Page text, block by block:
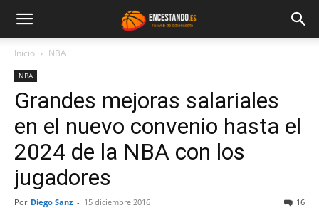
Inicio NBA
NBA
Grandes mejoras salariales
en el nuevo convenio hasta el
2024 de la NBA con los
jugadores
Por Diego Sanz - 15 diciembre 2016 16